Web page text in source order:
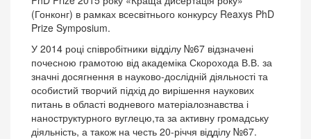
(Гонконг) в рамках всесвітнього конкурсу Reaxys PhD
Prize Symposium.
У 2014 році співробітники відділу №67 відзначені
почесною грамотою від академіка Скорохода В.В. за
значні досягнення в науково-дослідній діяльності та
особистий творчий підхід до вирішення наукових
питань в області водневого матеріалознавства і
наноструктурного вуглецю,та за активну громадську
діяльність, а також на честь 20-річчя відділу №67.